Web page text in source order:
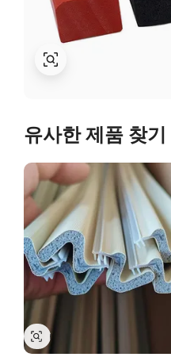
유사한 제품 찾기